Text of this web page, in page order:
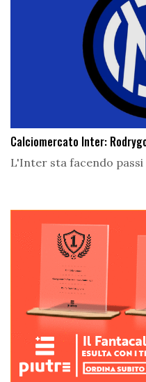
Calciomercato Inter:
L'Inter sta facendo